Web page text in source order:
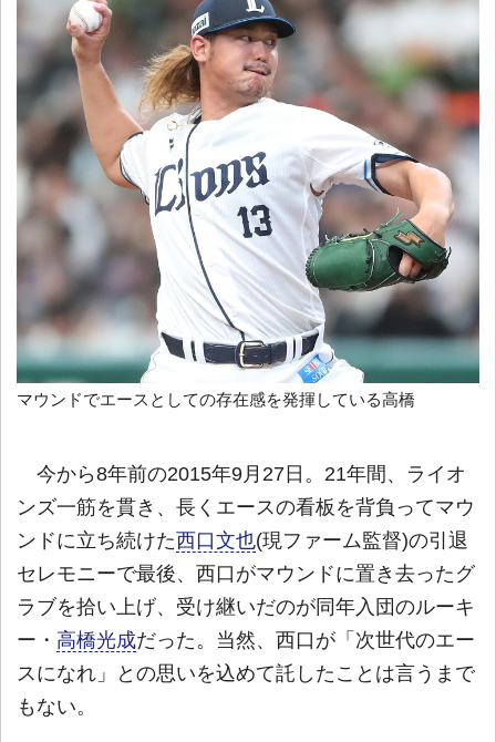
マウンドでエースとしての存在感を発揮している高橋
今から8年前の2015年9月27日。21年間、ライオ
ンズ一筋を貫き、長くエースの看板を背負ってマウ
ンドに立ち続けた西口文也(現ファーム監督)の引退
セレモニーで最後、西口がマウンドに置き去ったグ
ラブを拾い上げ、受け継いだのが同年入団のルーキ
ー・ 高橋光成だった。当然、西口が「次世代のエー
スになれ」との思いを込めて託したことは言うまで
もない。